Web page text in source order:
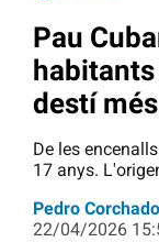
Pau
destí
De les
17 anys.
Pedro
22/04/2026